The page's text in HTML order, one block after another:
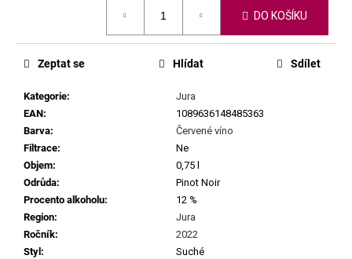
DO KOŠÍKU
Kategorie:
Jura
EAN:
1089636148485363
Barva:
Červené víno
Filtrace:
Ne
Objem:
0,75 l
Odrůda:
Pinot Noir
Procento alkoholu:
12 %
Region:
Jura
Ročník:
2022
Styl :
Suché
Zeptat se Hlídat Sdílet
MARGUERITE
699